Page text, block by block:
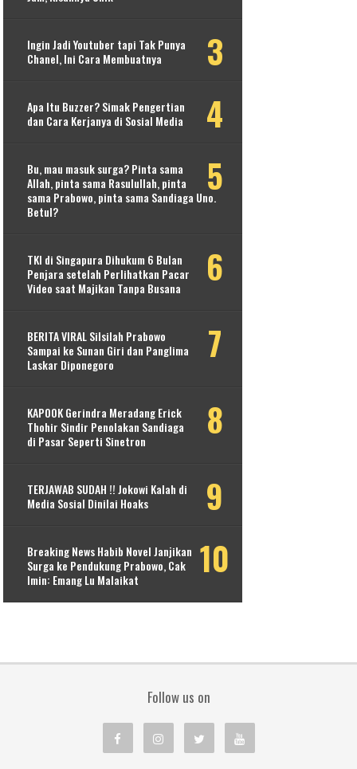
Ingin Jadi Youtuber tapi Tak Punya
Chanel, Ini Cara Membuatnya
Apa Itu Buzzer? Simak Pengertian
dan Cara Kerjanya di Sosial Media
Bu, mau masuk surga? Pinta sama
Allah, pinta sama Rasulullah, pinta
sama Prabowo, pinta sama Sandiaga Uno.
Betul?
TKI di Singapura Dihukum 6 Bulan
Penjara setelah Perlihatkan Pacar
Video saat Majikan Tanpa Busana
BERITA VIRAL Silsilah Prabowo
Sampai ke Sunan Giri dan Panglima
Laskar Diponegoro
KAPOOK Gerindra Meradang Erick
Thohir Sindir Penolakan Sandiaga
di Pasar Seperti Sinetron
TERJAWAB SUDAH !! Jokowi Kalah di
Media Sosial Dinilai Hoaks
Breaking News Habib Novel Janjikan
Surga ke Pendukung Prabowo, Cak
Imin: Emang Lu Malaikat
Follow us on